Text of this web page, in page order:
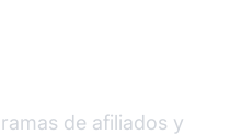
de afiliados y